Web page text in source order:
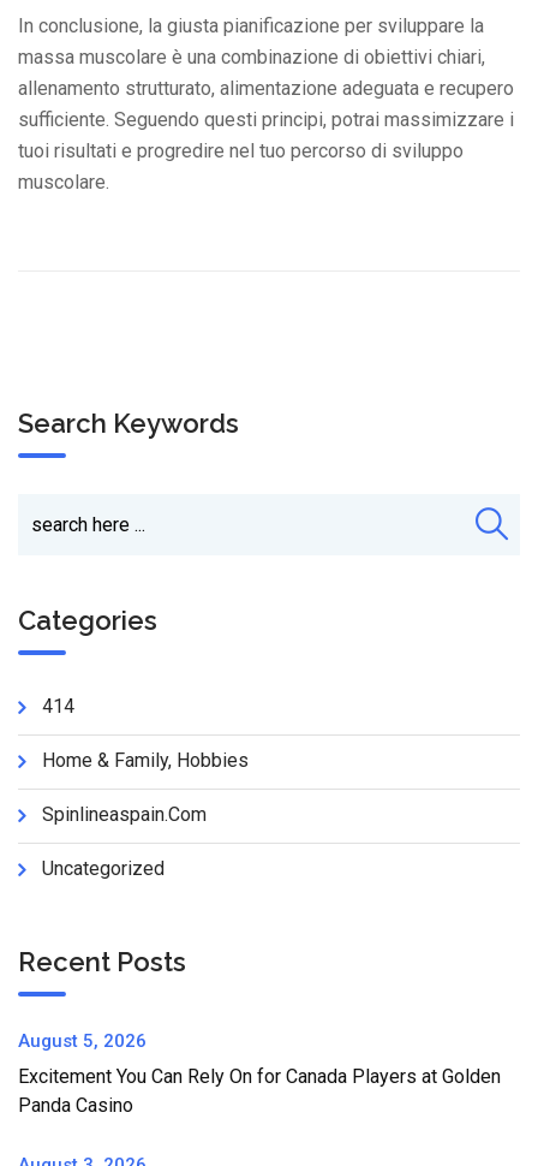
In conclusione, la giusta pianificazione per sviluppare la
massa muscolare è una combinazione di obiettivi chiari,
allenamento strutturato, alimentazione adeguata e recupero
sufficiente. Seguendo questi principi, potrai massimizzare i
tuoi risultati e progredire nel tuo percorso di sviluppo
muscolare.
Search Keywords
Categories
414
Home & Family, Hobbies
Spinlineaspain.com
Uncategorized
Recent Posts
August 5, 2026
Excitement You Can Rely On for Canada Players at Golden
Panda Casino